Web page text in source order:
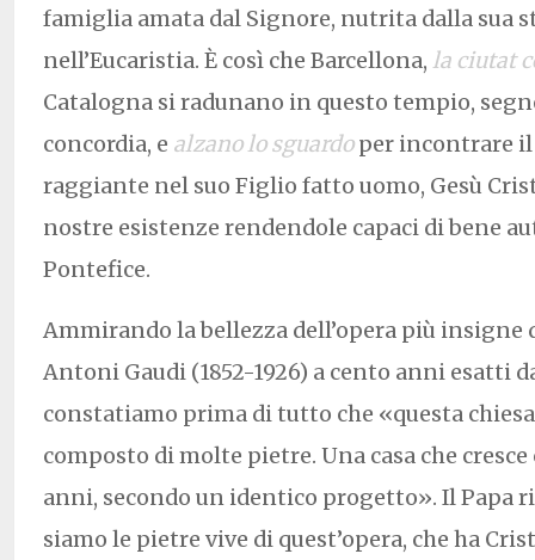
famiglia amata dal Signore, nutrita dalla sua
nell’Eucaristia. È così che Barcellona, la ciutat
Catalogna si radunano in questo tempio,
concordia, e alzano lo sguardoper incontrare il
raggiante nel suo Figlio fatto uomo, Gesù
nostre esistenze rendendole capaci di bene
Pontefice.
Ammirando la bellezza dell’opera più insigne
Antoni Gaudi (1852-1926) a cento anni esatti
constatiamo prima di tutto che «questa
composto di molte pietre. Una casa che
anni, secondo un identico progetto». Il Papa
siamo le pietre vive di quest’opera, che ha